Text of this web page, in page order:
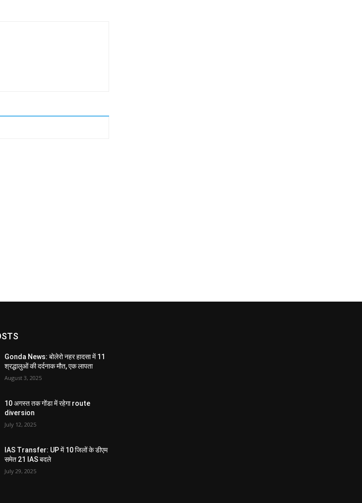
Gonda News: बोलेरो नहर हादसा में 11
श्रद्धालुओं की दर्दनाक मौत, एक लापता
August 3, 2025
10 अगस्त तक गोंडा में रहेगा route
diversion
July 12, 2025
IAS Transfer: UP में 10 जिलों के डीएम
समेत 21 IAS बदले
July 29, 2025